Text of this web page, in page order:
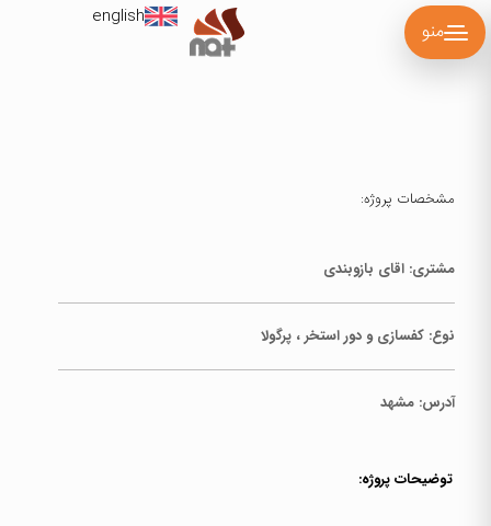
منو
english
مشخصات پروژه:
مشتری: اقای بازوبندی
نوع: کفسازی و دور استخر ، پرگولا
آدرس: مشهد
توضیحات پروژه: